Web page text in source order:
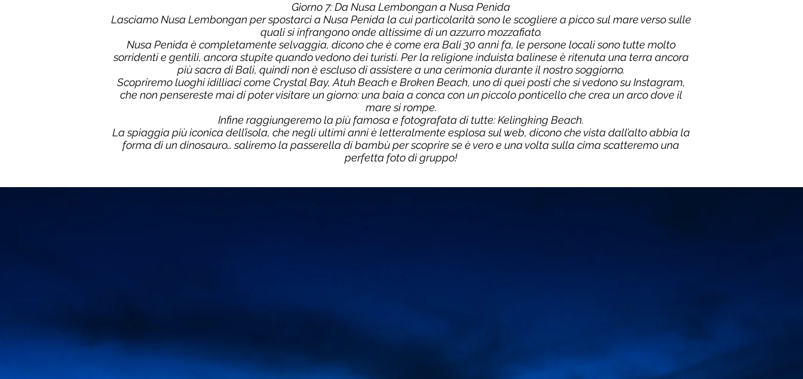
Giorno 7: Da Nusa Lembongan a Nusa Penida
Lasciamo Nusa Lembongan per spostarci a Nusa Penida la cui particolarità sono le scogliere a picco sul mare verso sulle
quali si infrangono onde altissime di un azzurro mozzafiato.
Nusa Penida è completamente selvaggia, dicono che è come era Bali 30 anni fa, le persone locali sono tutte molto
sorridenti e gentili, ancora stupite quando vedono dei turisti. Per la religione induista balinese è ritenuta una terra ancora
più sacra di Bali, quindi non è escluso di assistere a una cerimonia durante il nostro soggiorno.
Scopriremo luoghi idilliaci come Crystal Bay, Atuh Beach e Broken Beach, uno di quei posti che si vedono su Instagram,
che non pensereste mai di poter visitare un giorno: una baia a conca con un piccolo ponticello che crea un arco dove il
mare si rompe.
Infine raggiungeremo la più famosa e fotografata di tutte: Kelingking Beach.
La spiaggia più iconica dell’isola, che negli ultimi anni è letteralmente esplosa sul web, dicono che vista dall’alto abbia la
forma di un dinosauro… saliremo la passerella di bambù per scoprire se è vero e una volta sulla cima scatteremo una
perfetta foto di gruppo!